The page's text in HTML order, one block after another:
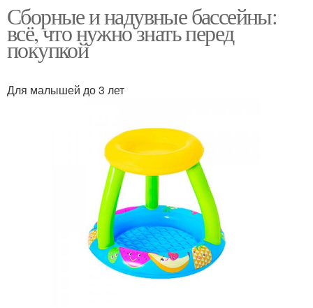
Сборные и надувные бассейны:
всё, что нужно знать перед
покупкой
Для малышей до 3 лет